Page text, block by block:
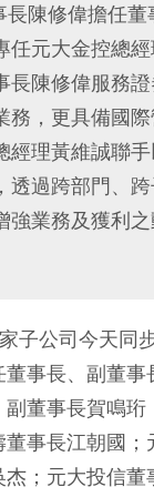
長陳修偉擔任
任元大金控總
長陳修偉服務
務，更具備國
經理黃維誠聯
透過跨部門、
強業務及獲利
子公司今天同
事長、副董
董事長賀鳴
事長江朝國；
；元大投信